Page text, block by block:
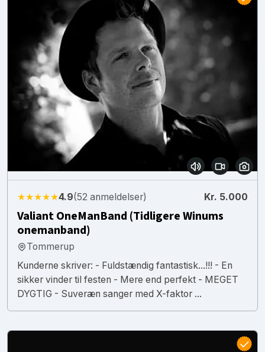
★★★★★4.9(52 anmeldelser) Kr. 5.000
Valiant OneManBand (Tidligere Winums
onemanband)
Tommerup
Kunderne skriver: - Fuldstændig fantastisk...!!! - En
sikker vinder til festen - Mere end perfekt - MEGET
DYGTIG - Suveræn sanger med X-faktor ...